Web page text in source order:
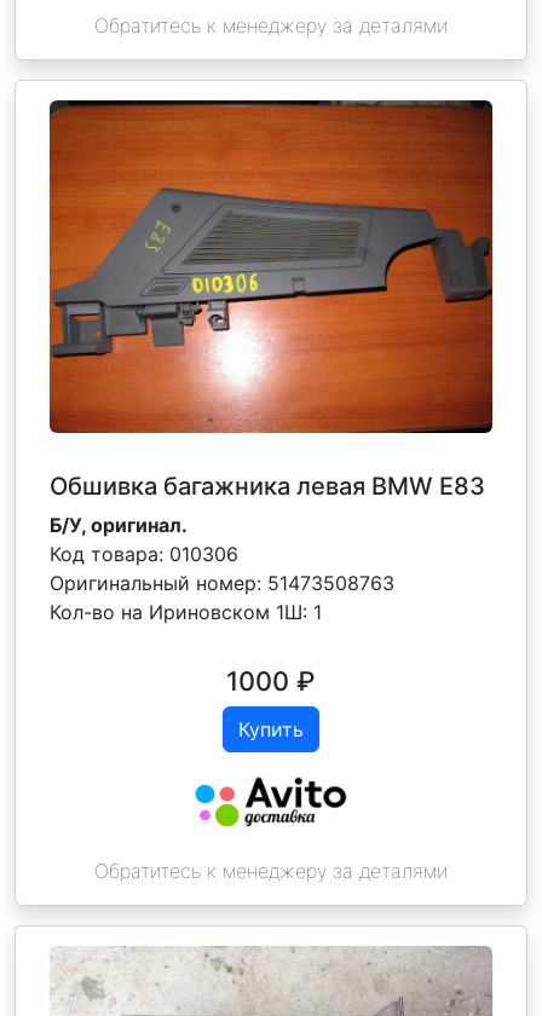
Обратитесь к менеджеру за деталями
Обшивка багажника левая BMW Е83
Б/У, оригинал.
Код товара: 010306
Оригинальный номер: 51473508763
Кол-во на Ириновском 1Ш: 1
1000 ₽
Купить
Обратитесь к менеджеру за деталями